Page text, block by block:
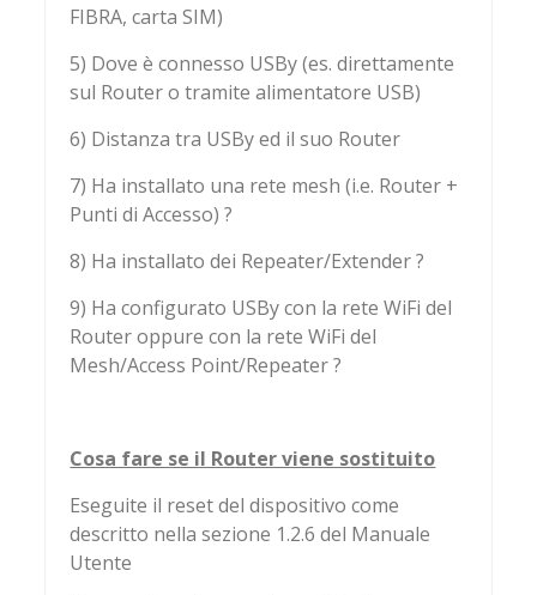
FIBRA, carta SIM)
5) Dove è connesso USBy (es. direttamente
sul Router o tramite alimentatore USB)
6) Distanza tra USBy ed il suo Router
7) Ha installato una rete mesh (i.e. Router +
Punti di Accesso) ?
8) Ha installato dei Repeater/Extender ?
9) Ha configurato USBy con la rete WiFi del
Router oppure con la rete WiFi del
Mesh/Access Point/Repeater ?
Cosa fare se il Router viene sostituito
Eseguite il reset del dispositivo come
descritto nella sezione 1.2.6 del Manuale
Utente